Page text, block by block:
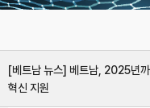
[베트남 뉴스] 베트남, 2025년
혁신 지원